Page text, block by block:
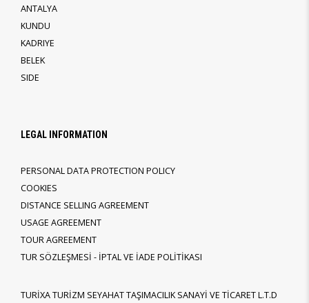
ANTALYA
KUNDU
KADRIYE
BELEK
SIDE
LEGAL INFORMATION
PERSONAL DATA PROTECTION POLICY
COOKIES
DISTANCE SELLING AGREEMENT
USAGE AGREEMENT
TOUR AGREEMENT
TUR SÖZLEŞMESİ - İPTAL VE İADE POLİTİKASI
TURİXA TURİZM SEYAHAT TAŞIMACILIK SANAYİ VE TİCARET L.T.D